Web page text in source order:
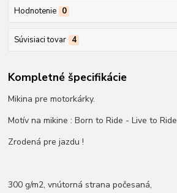
Hodnotenie 0
Súvisiaci tovar 4
Kompletné špecifikácie
Mikina pre motorkárky.
Motív na mikine : Born to Ride - Live to Ride
Zrodená pre jazdu !
300 g/m2, vnútorná strana počesaná,